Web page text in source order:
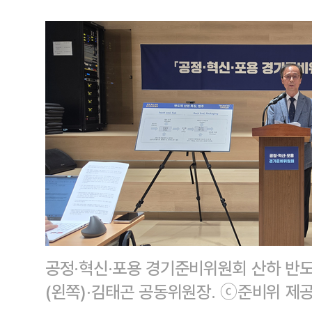
공정·혁신·포용 경기준비위원회 산하 반
(왼쪽)·김태곤 공동위원장. ⓒ준비위 제